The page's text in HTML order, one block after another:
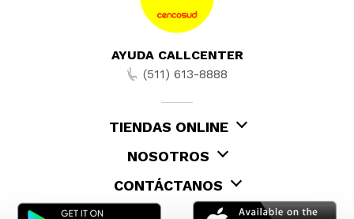
AYUDA CALLCENTER
(511) 613-8888
TIENDAS ONLINE
NOSOTROS
CONTÁCTANOS